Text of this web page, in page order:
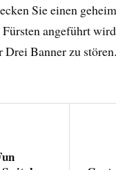
Sie einen
angeführt
Drei Banner zu stören.